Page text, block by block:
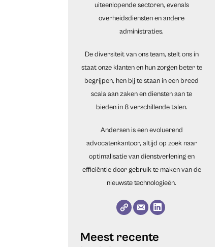
uiteenlopende sectoren, evenals
overheidsdiensten en andere
administraties.
De diversiteit van ons team, stelt ons in
staat onze klanten en hun zorgen beter te
begrijpen, hen bij te staan in een breed
scala aan zaken en diensten aan te
bieden in 8 verschillende talen.
Andersen is een evoluerend
advocatenkantoor, altijd op zoek naar
optimalisatie van dienstverlening en
efficiëntie door gebruik te maken van de
nieuwste technologieën.